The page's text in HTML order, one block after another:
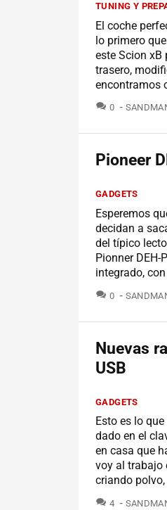
TUNING Y
El coche
lo primero
este Scion xB
trasero,
encontramos
0
Pioneer
GADGETS
Esperemos
decidan a
del típico
Pionner
integrado,
0
Nuevas
USB
GADGETS
Esto es lo
dado en el
en casa que
voy al trabajo
criando polvo,
4